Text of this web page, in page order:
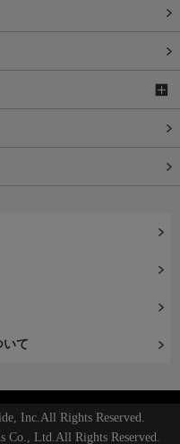
いて
Inc.All Rights Reserved.
Co., Ltd.All Rights Reserved.